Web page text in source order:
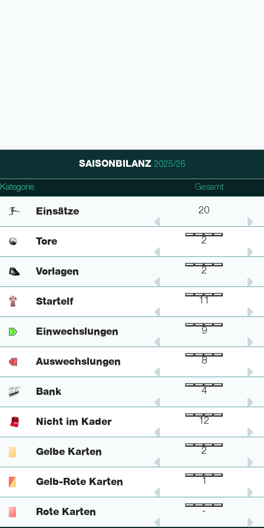
SAISONBILANZ 2025/26
Kategorie
2. Bundesliga Gesamt
Einsätze
13 20
Tore
2 2
Vorlagen
2 2
Startelf
11 11
Einwechslungen
2 9
Auswechslungen
8 8
Bank
- 4
Nicht im Kader
1 12
Gelbe Karten
2 2
Gelb-Rote Karten
- 1
Rote Karten
- -